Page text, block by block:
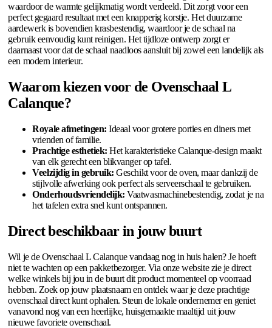
waardoor de warmte gelijkmatig wordt verdeeld. Dit zorgt voor een
perfect gegaard resultaat met een knapperig korstje. Het duurzame
aardewerk is bovendien krasbestendig, waardoor je de schaal na
gebruik eenvoudig kunt reinigen. Het tijdloze ontwerp zorgt er
daarnaast voor dat de schaal naadloos aansluit bij zowel een landelijk als
een modern interieur.
Waarom kiezen voor de Ovenschaal L
Calanque?
Royale afmetingen: Ideaal voor grotere porties en diners met
vrienden of familie.
Prachtige esthetiek: Het karakteristieke Calanque-design maakt
van elk gerecht een blikvanger op tafel.
Veelzijdig in gebruik: Geschikt voor de oven, maar dankzij de
stijlvolle afwerking ook perfect als serveerschaal te gebruiken.
Onderhoudsvriendelijk: Vaatwasmachinebestendig, zodat je na
het tafelen extra snel kunt ontspannen.
Direct beschikbaar in jouw buurt
Wil je de Ovenschaal L Calanque vandaag nog in huis halen? Je hoeft
niet te wachten op een pakketbezorger. Via onze website zie je direct
welke winkels bij jou in de buurt dit product momenteel op voorraad
hebben. Zoek op jouw plaatsnaam en ontdek waar je deze prachtige
ovenschaal direct kunt ophalen. Steun de lokale ondernemer en geniet
vanavond nog van een heerlijke, huisgemaakte maaltijd uit jouw
nieuwe favoriete ovenschaal.